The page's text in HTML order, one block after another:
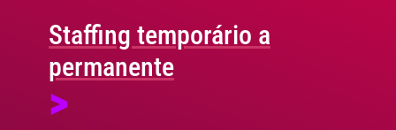
Staffing temporário a
permanente
>